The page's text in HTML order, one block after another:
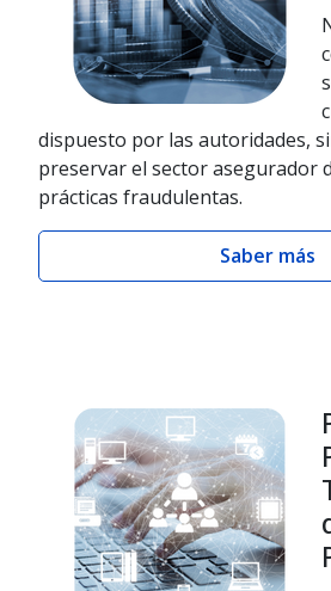
dispuesto por las autoridades,
preservar el sector asegurador
prácticas fraudulentas.
Saber más